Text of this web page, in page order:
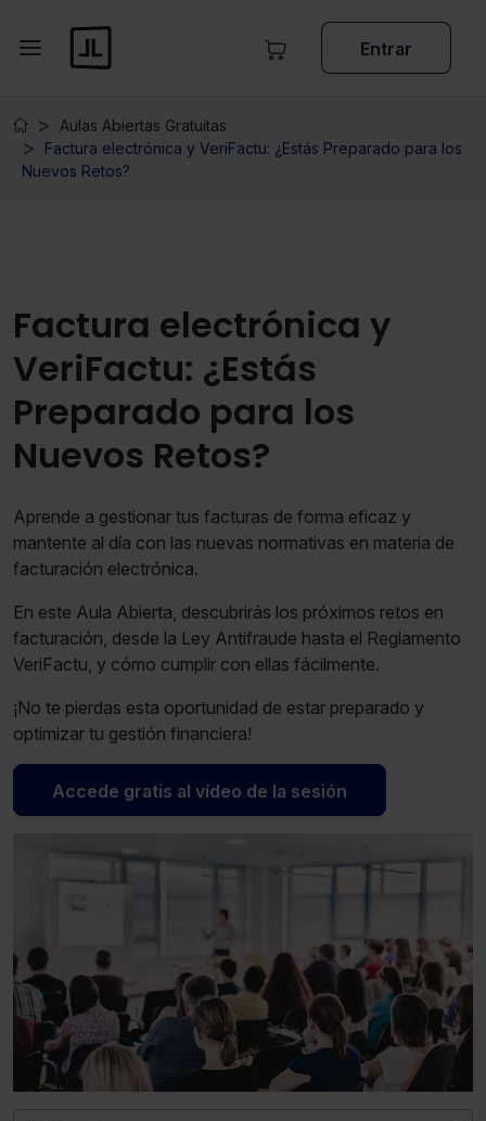
Entrar
Aulas Abiertas Gratuitas
Factura electrónica y VeriFactu: ¿Estás Preparado para los
Nuevos Retos?
Factura electrónica y
VeriFactu: ¿Estás
Preparado para los
Nuevos Retos?
Aprende a gestionar tus facturas de forma eficaz y
mantente al día con las nuevas normativas en materia de
facturación electrónica.
En este Aula Abierta, descubrirás los próximos retos en
facturación, desde la Ley Antifraude hasta el Reglamento
VeriFactu, y cómo cumplir con ellas fácilmente.
¡No te pierdas esta oportunidad de estar preparado y
optimizar tu gestión financiera!
Accede gratis al vídeo de la sesión